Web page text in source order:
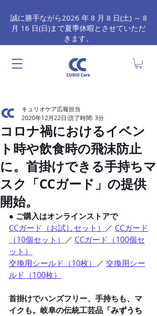
誠に勝手ながら2026 年 8 月 8 日(土) ～ 8
月 16 日(日)まで夏季休暇とさせていただ
きます。
コロナ禍におけるイベン
ト時や飲食時の飛沫防止
に。首掛けできる手持ちマ
スク「CCガード」の提供
開始。
キュリオケア広報担当
2020年12月22日 読了時間: 3分
● ご購入はオンラインストアで
CCガード（お試しセット） ／ CCガード
（10個セット ） ／ CCガード（100個セ
ット）
交換用シールド（10枚） ／ 交換用シー
ルド（100枚）
首掛けでハンズフリー、手持ちも、マ
イクも。岐阜の伝統工芸品 「みずうち